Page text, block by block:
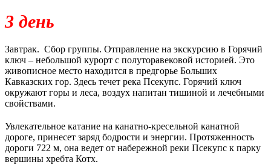
3 день
Завтрак. Сбор группы. Отправление на экскурсию в Горячий
ключ – небольшой курорт с полуторавековой историей. Это
живописное место находится в предгорье Больших
Кавказских гор. Здесь течет река Псекупс. Горячий ключ
окружают горы и леса, воздух напитан тишиной и лечебными
свойствами.
Увлекательное катание на канатно-кресельной канатной
дороге, принесет заряд бодрости и энергии. Протяженность
дороги 722 м, она ведет от набережной реки Псекупс к парку
вершины хребта Котх.